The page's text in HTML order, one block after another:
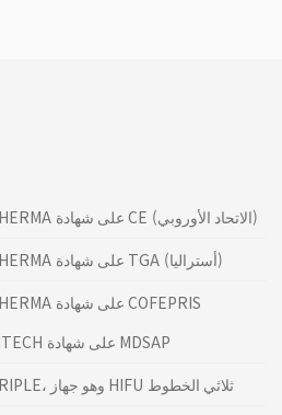
حصل جهاز 10THERMA على شهادة CE (الاتحاد الأوروبي)
حصل جهاز 10THERMA على شهادة TGA (أستراليا)
حصل جهاز TENTECH على شهادة MDSAP
أُطلق جهاز 10TRIPLE، وهو جهاز HIFU ثلاثي الخطوط